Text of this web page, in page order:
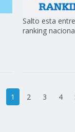
Salto esta
ranking
1 2 3 4